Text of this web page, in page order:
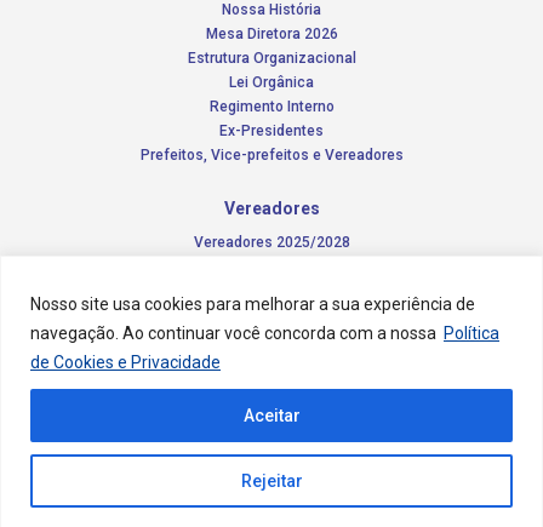
Nosso site usa cookies para melhorar a sua experiência de
navegação. Ao continuar você concorda com a nossa Política
de Cookies e Privacidade
Rejeitar
Aceitar
Nossa História
Mesa Diretora 2026
Estrutura Organizacional
Lei Orgânica
Regimento Interno
Ex-Presidentes
Prefeitos, Vice-prefeitos e Vereadores
Vereadores
Vereadores 2025/2028
Notícias
Concursos
Contato